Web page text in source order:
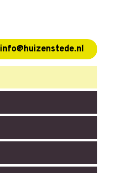
info@huizenstede.nl